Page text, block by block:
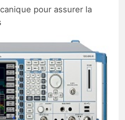
pour assurer la